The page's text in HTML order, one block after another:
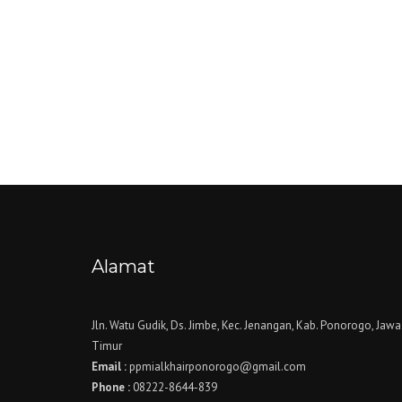
Alamat
Jln. Watu Gudik, Ds. Jimbe, Kec. Jenangan, Kab. Ponorogo, Jawa
Timur
Email : ppmialkhairponorogo@gmail.com
Phone : 08222-8644-839